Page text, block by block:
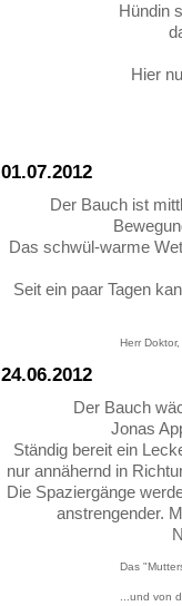
Hündin
Hier
01.07.2012
Der Bauch ist
Das schwül-warme
Seit ein paar Tagen
Herr
24.06.2012
Der Bauch
Jonas
Ständig bereit ein
nur annähernd in
Die Spaziergänge
anstrengender.
Das
...und von